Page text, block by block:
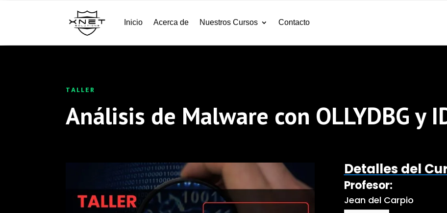
Inicio Acerca de Nuestros Cursos Contacto
TALLER
Análisis de Malware con OLLYDBG y
Detalles del
Profesor:
Jean del Carpio